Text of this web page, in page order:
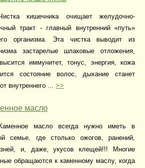
кишечника очищает желудочно-
тракт - главный внутренний «путь»
организма. Эта чистка выводит из
застарелые шлаковые отложения,
иммунитет, тонус, энергия, кожа
состояние волос, дыхание станет
внутреннего ... >>
масло
Каменное масло всегда нужно иметь в
семье, где столько ожогов, ранений,
и, даже, укусов клещей!!! Многие
обращаются к каменному маслу, когда